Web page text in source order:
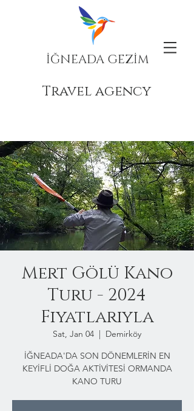
İĞNEADA GEZİM
Travel agency
Mert Gölü Kano
Turu - 2024
Fiyatlarıyla
Sat, Jan 04
  |
Demirköy
İĞNEADA'DA SON DÖNEMLERİN EN
KEYİFLİ DOĞA AKTİVİTESİ ORMANDA
KANO TURU